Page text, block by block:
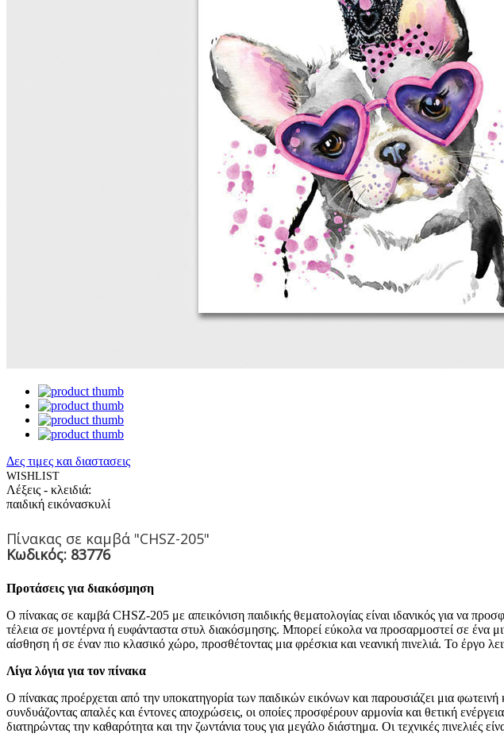
Δες τιμες και διαστασεις
WISHLIST
Λέξεις - κλειδιά:
παιδική εικόνασκυλί
Πίνακας σε καμβά "CHSZ-205"
Κωδικός: 83776
Προτάσεις για διακόσμηση
Ο πίνακας σε καμβά CHSZ-205 με απεικόνιση παιδικής θεματολογίας είναι ιδανικός για να
τέλεια σε μοντέρνα ή ευφάνταστα στυλ διακόσμησης. Μπορεί εύκολα να προσαρμοστεί σε ένα
αίσθηση ή σε έναν πιο κλασικό χώρο, προσθέτοντας μια φρέσκια και νεανική πινελιά. Το έργο
Λίγα λόγια για τον πίνακα
Ο πίνακας προέρχεται από την υποκατηγορία των παιδικών εικόνων και παρουσιάζει μια
συνδυάζοντας απαλές και έντονες αποχρώσεις, οι οποίες προσφέρουν αρμονία και θετική
διατηρώντας την καθαρότητα και την ζωντάνια τους για μεγάλο διάστημα. Οι τεχνικές πινελιές